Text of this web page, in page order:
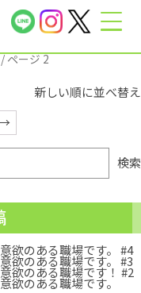
ページ 2
検索
欲のある職場です。 #4
欲のある職場です。 #3
欲のある職場です！ #2
欲のある職場です。